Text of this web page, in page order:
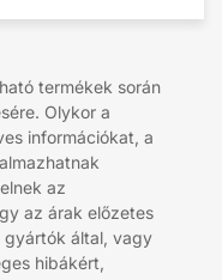
termékek során
Olykor a
információkat, a
az
az árak előzetes
gyártók által, vagy
hibákért,